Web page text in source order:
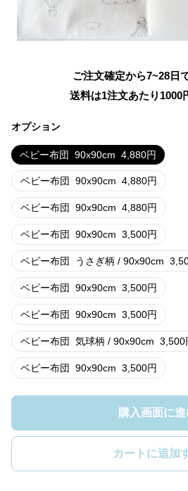
ご注文確定から7~28日
送料は1注文あたり 1000
オプション
ベビー布団 90x90cm 4,880円
ベビー布団 90x90cm 4,880円
ベビー布団 90x90cm 4,880円
ベビー布団 90x90cm 3,500円
ベビー布団 うさぎ柄 / 90x90cm
ベビー布団 90x90cm 3,500円
ベビー布団 90x90cm 3,500円
ベビー布団 気球柄 / 90x90cm 3,500
ベビー布団 90x90cm 3,500円
購入画面に
カートに追加